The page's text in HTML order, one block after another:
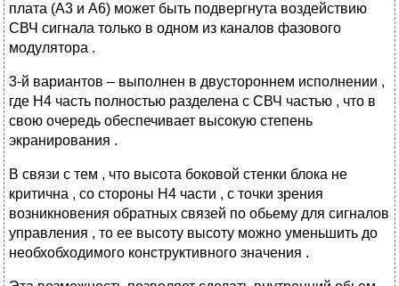
плата (А3 и А6) может быть подвергнута воздействию
СВЧ сигнала только в одном из каналов фазового
модулятора .
3-й вариантов – выполнен в двустороннем исполнении ,
где Н4 часть полностью разделена с СВЧ частью , что в
свою очередь обеспечивает высокую степень
экранирования .
В связи с тем , что высота боковой стенки блока не
критична , со стороны Н4 части , с точки зрения
возникновения обратных связей по обьему для сигналов
управления , то ее высоту высоту можно уменьшить до
необхобходимого конструктивного значения .